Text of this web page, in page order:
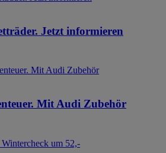
Jetzt informieren
Mit Audi Zubehör